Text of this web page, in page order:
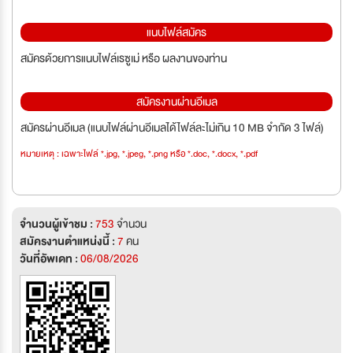
แนบไฟล์สมัคร
สมัครด้วยการแนบไฟล์เรซูเม่ หรือ ผลงานของท่าน
สมัครงานผ่านอีเมล
สมัครผ่านอีเมล (แนบไฟล์ผ่านอีเมลได้ไฟล์ละไม่เกิน 10 MB จำกัด 3 ไฟล์)
หมายเหตุ : เฉพาะไฟล์ *.jpg, *.jpeg, *.png หรือ *.doc, *.docx, *.pdf
จำนวนผู้เข้าชม :753จำนวน
สมัครงานตำแหน่งนี้ :7คน
วันที่อัพเดท :06/08/2026